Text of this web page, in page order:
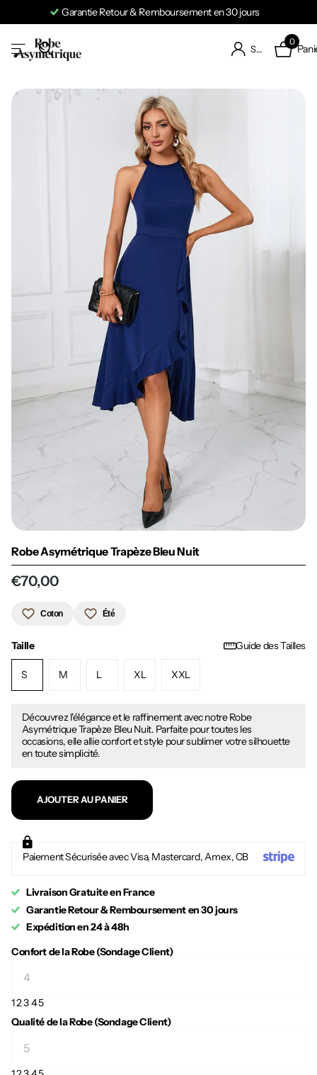
Garantie Retour & Remboursement en 30 jours
S'identifier
0
Robe Asymétrique Trapèze Bleu Nuit
€70,00
Coton Été
Taille Guide des Tailles
S M L XL XXL
Découvrez l'élégance et le raffinement avec notre Robe
Asymétrique Trapèze Bleu Nuit. Parfaite pour toutes les
occasions, elle allie confort et style pour sublimer votre silhouette
en toute simplicité.
AJOUTER AU PANIER
Paiement Sécurisée avec Visa, Mastercard, Amex, CB
Livraison Gratuite en France
Garantie Retour & Remboursement en 30 jours
Expédition en 24 à 48h
Confort de la Robe (Sondage Client)
12345
Qualité de la Robe (Sondage Client)